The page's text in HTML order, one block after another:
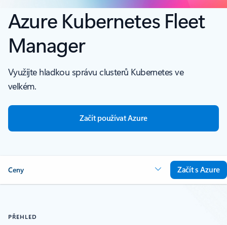
Azure Kubernetes Fleet
Manager
Využijte hladkou správu clusterů Kubernetes ve
velkém.
Začít používat Azure
Ceny Začít s Azure
PŘEHLED